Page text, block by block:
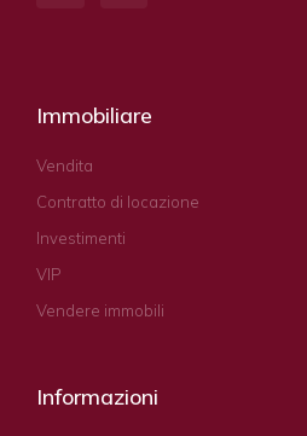
Immobiliare
Vendita
Contratto di locazione
Investimenti
VIP
Vendere immobili
Informazioni